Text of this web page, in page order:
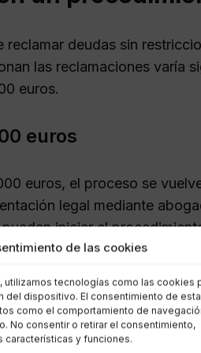
de las cookies
tecnologías como las cookies
del dispositivo. El consentimiento de
como el comportamiento de
No consentir o retirar el consentimiento,
características y funciones.
deudas sin
las reclamaciones varía
euros.
euros
euros, el proceso se
legal mediante
iniciar el
que los acreedores
lo que resulta
euros